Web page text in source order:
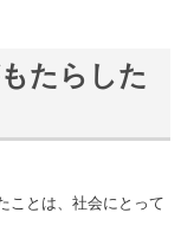
たらした
ことは、社会にとって